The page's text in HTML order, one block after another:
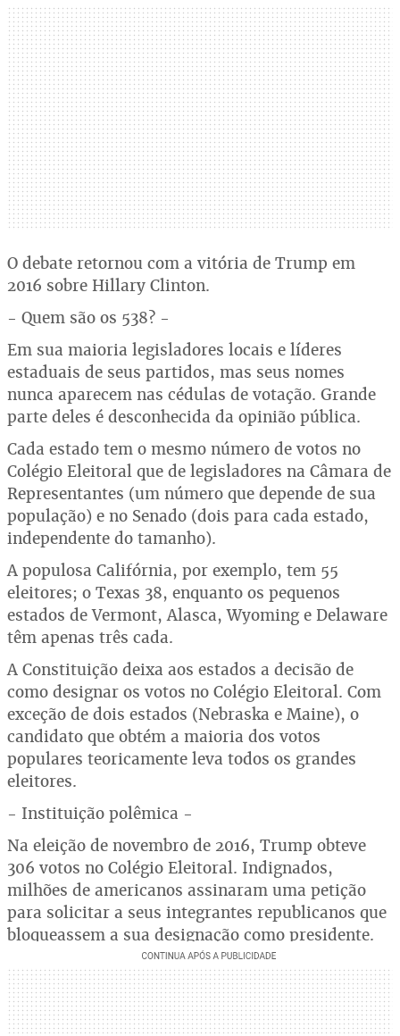
O debate retornou com a vitória de Trump em
2016 sobre Hillary Clinton.
- Quem são os 538? -
Em sua maioria legisladores locais e líderes
estaduais de seus partidos, mas seus nomes
nunca aparecem nas cédulas de votação. Grande
parte deles é desconhecida da opinião pública.
Cada estado tem o mesmo número de votos no
Colégio Eleitoral que de legisladores na Câmara de
Representantes (um número que depende de sua
população) e no Senado (dois para cada estado,
independente do tamanho).
A populosa Califórnia, por exemplo, tem 55
eleitores; o Texas 38, enquanto os pequenos
estados de Vermont, Alasca, Wyoming e Delaware
têm apenas três cada.
A Constituição deixa aos estados a decisão de
como designar os votos no Colégio Eleitoral. Com
exceção de dois estados (Nebraska e Maine), o
candidato que obtém a maioria dos votos
populares teoricamente leva todos os grandes
eleitores.
- Instituição polêmica -
Na eleição de novembro de 2016, Trump obteve
306 votos no Colégio Eleitoral. Indignados,
milhões de americanos assinaram uma petição
para solicitar a seus integrantes republicanos que
bloqueassem a sua designação como presidente.